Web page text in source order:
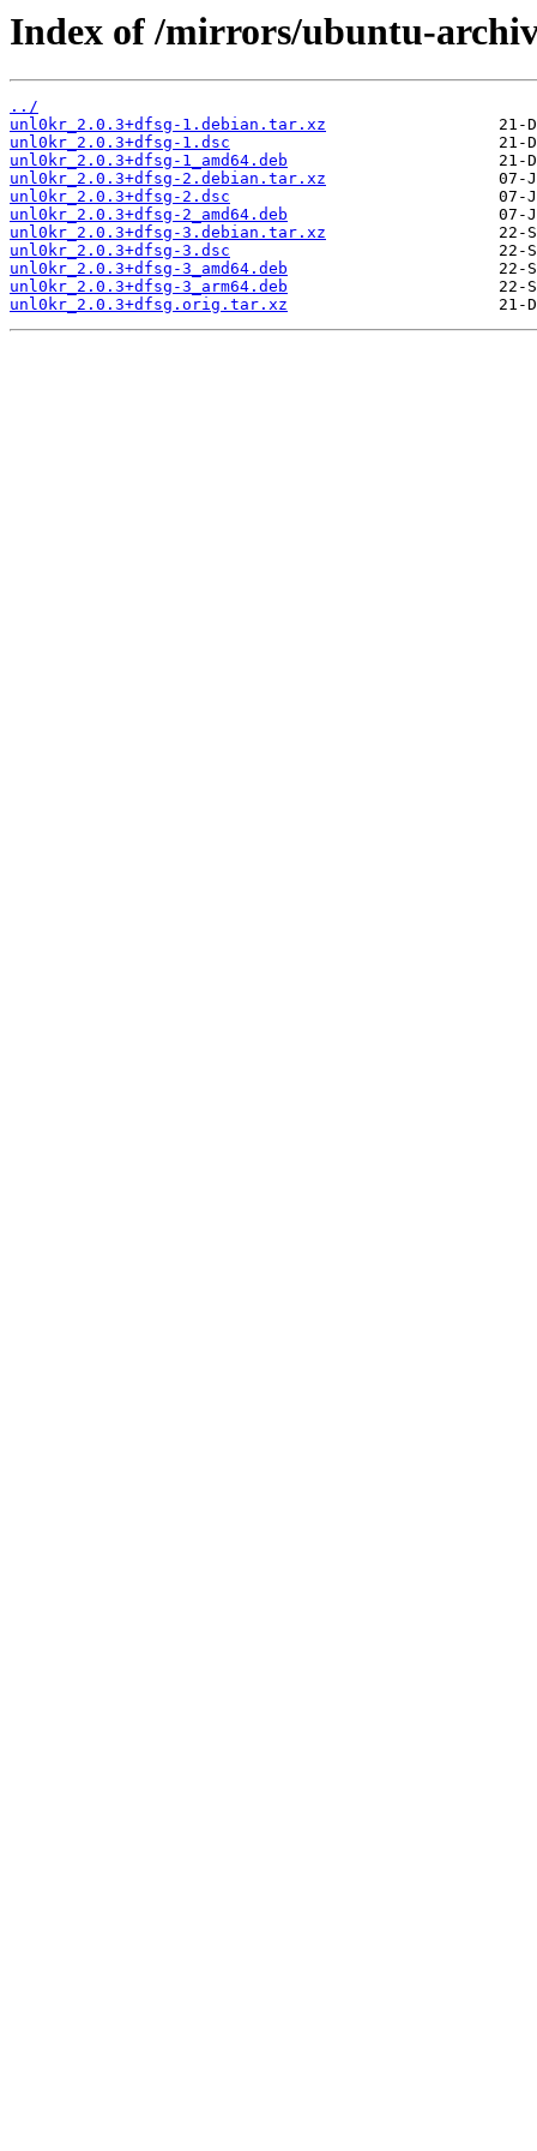
Index of /mirrors/ubuntu-
../
unl0kr_2.0.3+dfsg-1.debian.tar.xz
unl0kr_2.0.3+dfsg-1.dsc
unl0kr_2.0.3+dfsg-1_amd64.deb
unl0kr_2.0.3+dfsg-2.debian.tar.xz
unl0kr_2.0.3+dfsg-2.dsc
unl0kr_2.0.3+dfsg-2_amd64.deb
unl0kr_2.0.3+dfsg-3.debian.tar.xz
unl0kr_2.0.3+dfsg-3.dsc
unl0kr_2.0.3+dfsg-3_amd64.deb
unl0kr_2.0.3+dfsg-3_arm64.deb
unl0kr_2.0.3+dfsg.orig.tar.xz